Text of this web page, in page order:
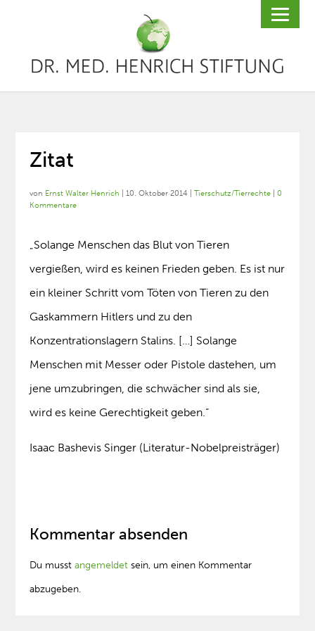
Zitat
von Ernst Walter Henrich |10. Oktober 2014 |Tierschutz/Tierrechte |0
Kommentare
„Solange Menschen das Blut von Tieren
vergießen, wird es keinen Frieden geben. Es ist nur
ein kleiner Schritt vom Töten von Tieren zu den
Gaskammern Hitlers und zu den
Konzentrationslagern Stalins. […] Solange
Menschen mit Messer oder Pistole dastehen, um
jene umzubringen, die schwächer sind als sie,
wird es keine Gerechtigkeit geben.“
Isaac Bashevis Singer (Literatur-Nobelpreisträger)
Kommentar absenden
Du musstangemeldet sein, um einen Kommentar
abzugeben.